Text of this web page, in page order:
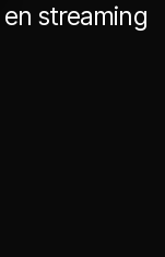
en streaming